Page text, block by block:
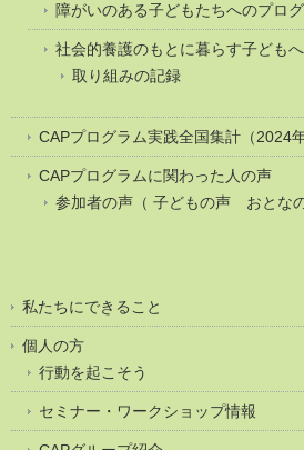
障がいのある子どもたちへのプロ
社会的養護のもとに暮らす子ども
取り組みの記録
CAPプログラム実践全国集計（2024
CAPプログラムに関わった人の声
参加者の声（ 子どもの声 おとなの
私たちにできること
個人の方
行動を起こそう
セミナー・ワークショップ情報